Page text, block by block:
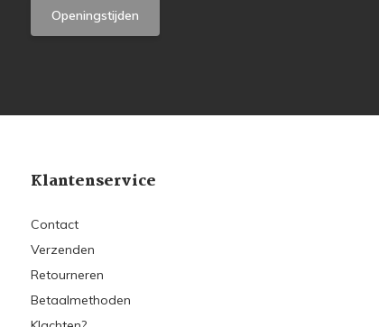
Openingstijden
Klantenservice
Contact
Verzenden
Retourneren
Betaalmethoden